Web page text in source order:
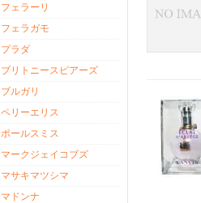
フェラーリ
フェラガモ
プラダ
ブリトニースピアーズ
ブルガリ
ペリーエリス
ポールスミス
マークジェイコブズ
マサキマツシマ
マドンナ